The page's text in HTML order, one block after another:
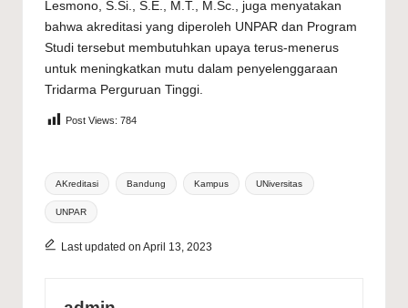
Lesmono, S.Si., S.E., M.T., M.Sc., juga menyatakan
bahwa akreditasi yang diperoleh UNPAR dan Program
Studi tersebut membutuhkan upaya terus-menerus
untuk meningkatkan mutu dalam penyelenggaraan
Tridarma Perguruan Tinggi.
Post Views: 784
Tags:
AKreditasi Bandung Kampus UNiversitas
UNPAR
Last updated on April 13, 2023